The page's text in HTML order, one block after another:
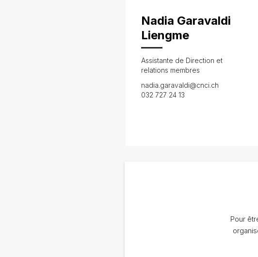
Nadia Garavaldi
Liengme
Assistante de Direction et
relations membres
nadia.garavaldi@cnci.ch
032 727 24 13
Pour